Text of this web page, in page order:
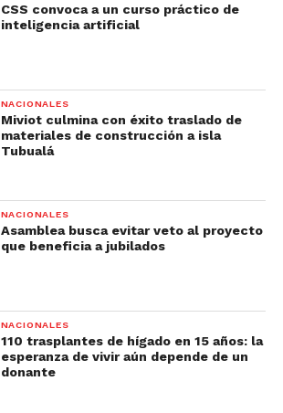
CSS convoca a un curso práctico de
inteligencia artificial
NACIONALES
Miviot culmina con éxito traslado de
materiales de construcción a isla
Tubualá
NACIONALES
Asamblea busca evitar veto al proyecto
que beneficia a jubilados
NACIONALES
110 trasplantes de hígado en 15 años: la
esperanza de vivir aún depende de un
donante